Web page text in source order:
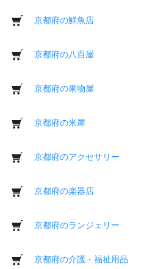
京都府の鮮魚店
京都府の八百屋
京都府の果物屋
京都府の米屋
京都府のアクセサリー
京都府の楽器店
京都府のランジェリー
京都府の介護・福祉用品